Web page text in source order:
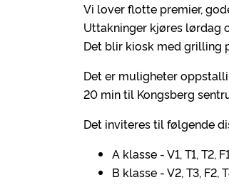
Vi lover flotte premier,
Uttakninger kjøres lørdag
Det blir kiosk med grilling
Det er muligheter
20 min til Kongsberg
Det inviteres til følgende
A klasse - V1, T1, T2,
B klasse - V2, T3, F2,